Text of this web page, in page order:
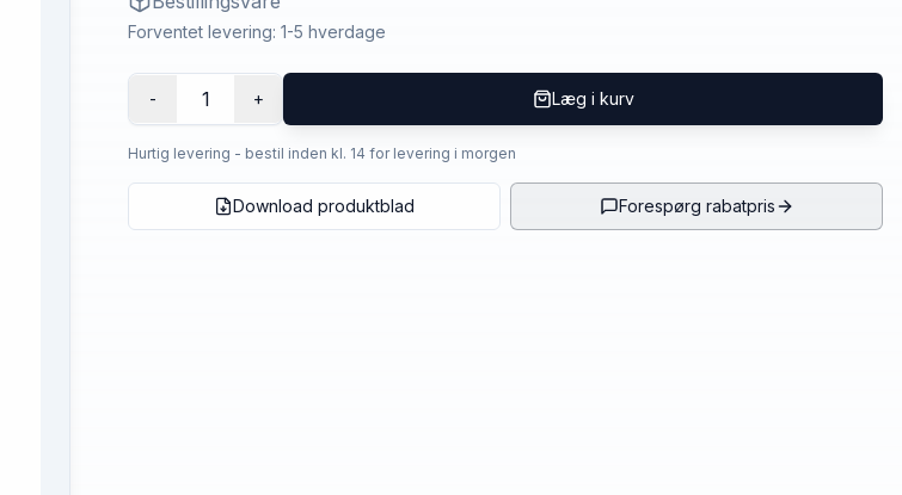
Forventet levering: 1-5 hverdage
- 1 + Læg i kurv
Hurtig levering - bestil inden kl. 14 for levering i morgen
Download produktblad Forespørg rabatpris